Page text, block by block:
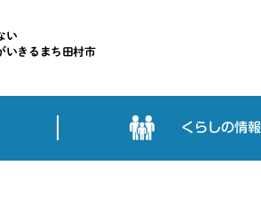
い
いきるまち田村市
くらしの情報